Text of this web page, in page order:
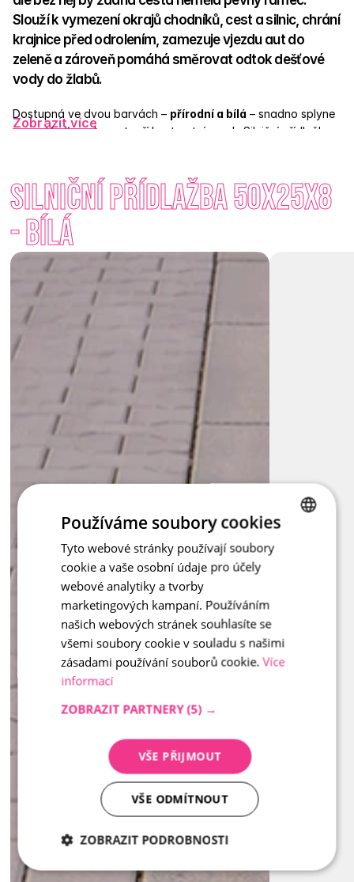
Slouží k vymezení okrajů chodníků, cest a silnic, chrání
krajnice před odrolením, zamezuje vjezdu aut do
zeleně a zároveň pomáhá směrovat odtok dešťové
vody do žlabů.
Dostupná ve dvou barvách – přírodní a bílá – snadno splyne
s prostředím nebo vytvoří kontrastní prvek. Silniční přídlažba
Když potřebujete udržet směr a dát prostoru řád – přídlažba
je vždy připravena stát na svém místě.
Zobrazit více
Silniční přídlažba 50x25x8
- Bílá
CZECH
Používáme soubory cookies
Tyto webové stránky používají soubory
cookie a vaše osobní údaje pro účely
webové analytiky a tvorby
marketingových kampaní. Používáním
našich webových stránek souhlasíte se
všemi soubory cookie v souladu s našimi
zásadami používání souborů cookie. Více
informací
ZOBRAZIT PARTNERY (5) →
VŠE PŘIJMOUT
VŠE ODMÍTNOUT
ZOBRAZIT PODROBNOSTI
Nezbytně
Analytika Marketing